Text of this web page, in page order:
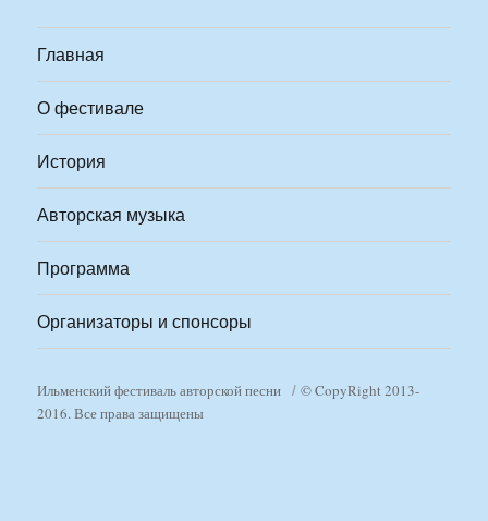
Главная
О фестивале
История
Авторская музыка
Программа
Организаторы и спонсоры
Ильменский фестиваль авторской песни
© CopyRight 2013-
2016. Все права защищены